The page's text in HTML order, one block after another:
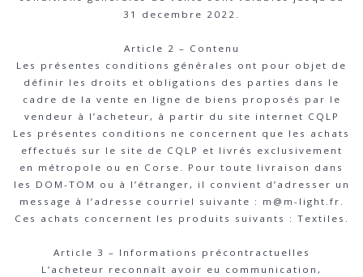
31 decembre 2022.
Article 2 – Contenu
Les présentes conditions générales ont pour objet de
définir les droits et obligations des parties dans le
cadre de la vente en ligne de biens proposés par le
vendeur à l’acheteur, à partir du site internet CQLP
Les présentes conditions ne concernent que les achats
effectués sur le site de CQLP et livrés exclusivement
en métropole ou en Corse. Pour toute livraison dans
les DOM-TOM ou à l’étranger, il convient d’adresser un
message à l’adresse courriel suivante : m@m-light.fr.
Ces achats concernent les produits suivants : Textiles.
Article 3 – Informations précontractuelles
L’acheteur reconnaît avoir eu communication,